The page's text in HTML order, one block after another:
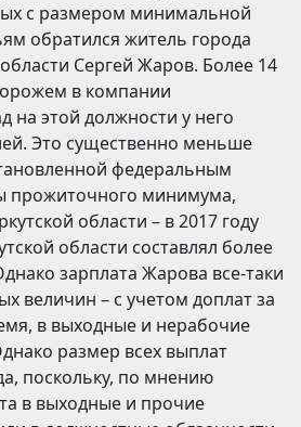
с размером минимальной
обратился житель города
Сергей Жаров. Более 14
в компании
на этой должности у него
Это существенно меньше
федеральным
прожиточного минимума,
области – в 2017 году
области составлял более
зарплата Жарова все-таки
величин – с учетом доплат за
в выходные и нерабочие
размер всех выплат
поскольку, по мнению
в выходные и прочие